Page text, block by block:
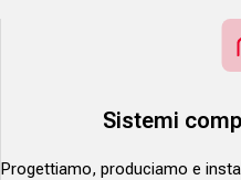
Sistemi
Progettiamo, produciamo e